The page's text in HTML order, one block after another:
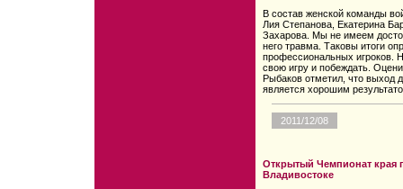
В состав женской команды
Лия Степанова, Екатерина
Захарова. Мы не имеем
него травма. Таковы итоги
профессиональных игроков.
свою игру и побеждать.
Рыбаков отметил, что выход
является хорошим
2011/12/08
Открытый Чемпионат края
Владивостоке